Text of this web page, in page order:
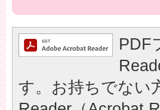
PDF
す。お持ちでない